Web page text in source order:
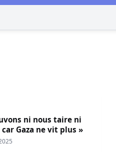
ni nous taire ni
Gaza ne vit plus »